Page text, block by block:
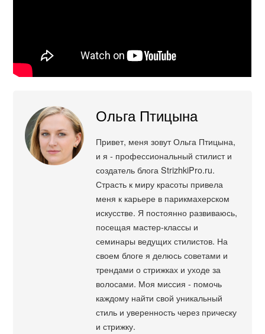
Ольга Птицына
Привет, меня зовут Ольга Птицына,
и я - профессиональный стилист и
создатель блога StrizhkiPro.ru.
Страсть к миру красоты привела
меня к карьере в парикмахерском
искусстве. Я постоянно развиваюсь,
посещая мастер-классы и
семинары ведущих стилистов. На
своем блоге я делюсь советами и
трендами о стрижках и уходе за
волосами. Моя миссия - помочь
каждому найти свой уникальный
стиль и уверенность через прическу
и стрижку.